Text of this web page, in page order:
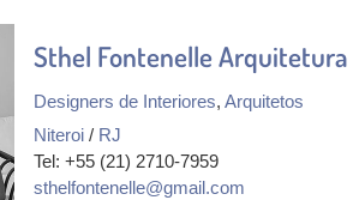
Sthel Fontenelle Arquitetura
Designers de Interiores, Arquitetos
Niteroi / RJ
Tel: +55 (21) 2710-7959
sthelfontenelle@gmail.com